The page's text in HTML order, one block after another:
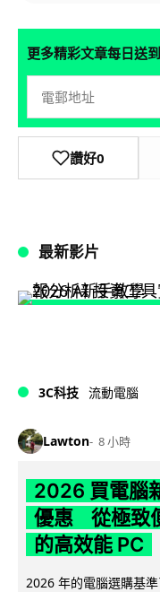
更多精彩文章每日送
讚好0
最新影片
3C科技 流動電腦
Lawton 8 小時
2026 買電腦
優惠 從極致
的高效能 PC
2026 年的電腦選購基